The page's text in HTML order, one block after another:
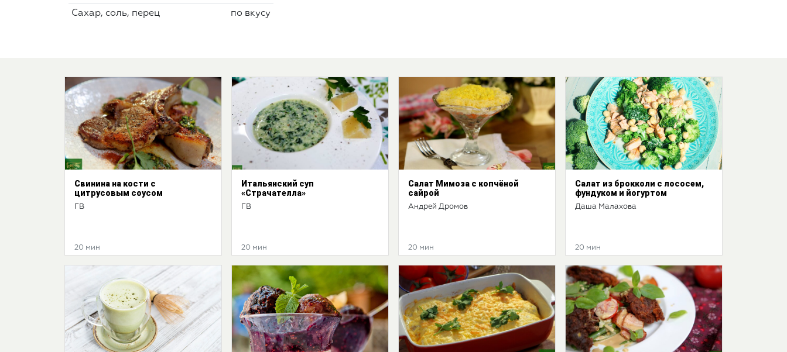
Сахар, соль, перец по вкусу
Свинина на кости с
цитрусовым соусом
ГВ
20 мин
Итальянский суп
«Страчателла»
ГВ
20 мин
Салат Мимоза с копчёной
сайрой
Андрей Дромов
20 мин
Салат из брокколи с лососем,
фундуком и йогуртом
Даша Малахова
20 мин